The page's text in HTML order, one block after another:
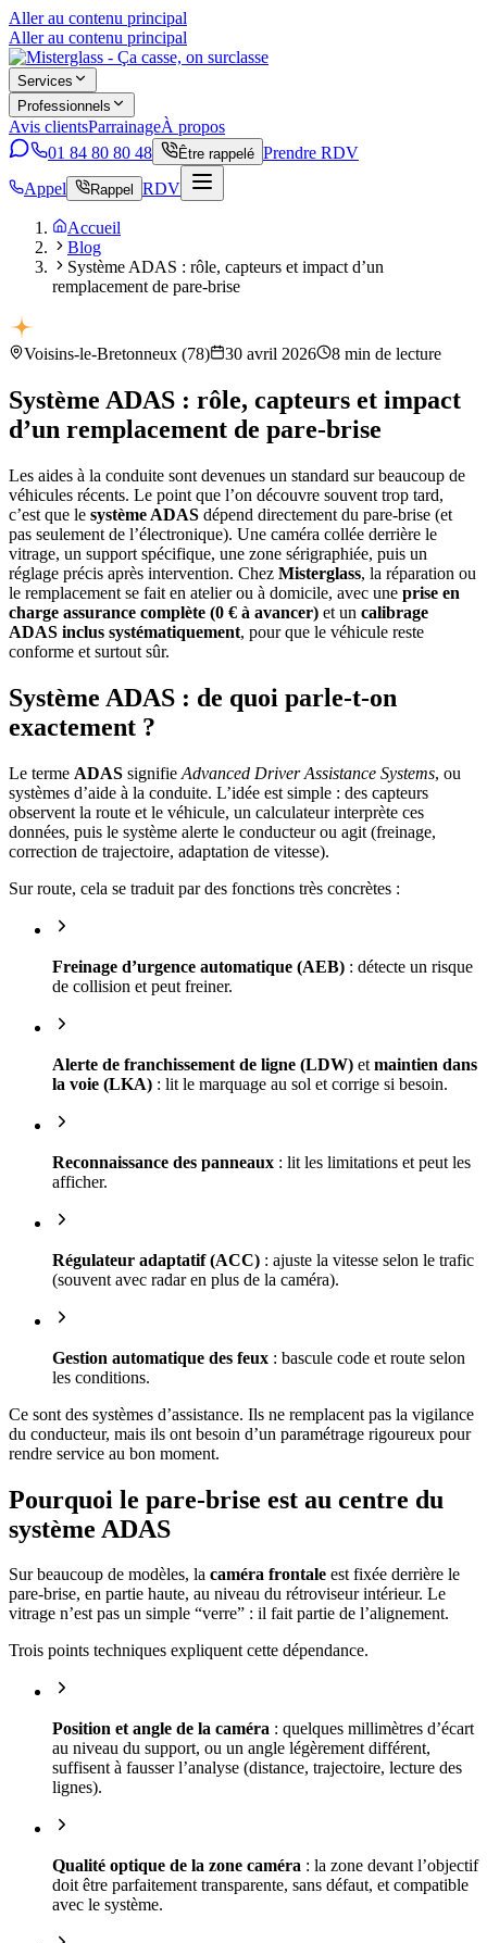
Aller au contenu principal
Aller au contenu principal
Services
Professionnels
Avis clientsParrainageÀ propos
01 84 80 80 48
Être rappelé Prendre RDV
Appel
Rappel RDV
Accueil
Blog
Système ADAS : rôle, capteurs et impact d’un
remplacement de pare-brise
Voisins-le-Bretonneux (78) 30 avril 2026 8 min de lecture
Système ADAS : rôle, capteurs et impact
d’un remplacement de pare-brise
Les aides à la conduite sont devenues un standard sur beaucoup de
véhicules récents. Le point que l’on découvre souvent trop tard,
c’est que le système ADAS dépend directement du pare-brise (et
pas seulement de l’électronique). Une caméra collée derrière le
vitrage, un support spécifique, une zone sérigraphiée, puis un
réglage précis après intervention. Chez Misterglass, la réparation ou
le remplacement se fait en atelier ou à domicile, avec une prise en
charge assurance complète (0 € à avancer) et un calibrage
ADAS inclus systématiquement, pour que le véhicule reste
conforme et surtout sûr.
Système ADAS : de quoi parle-t-on
exactement ?
Le terme ADAS signifie Advanced Driver Assistance Systems, ou
systèmes d’aide à la conduite. L’idée est simple : des capteurs
observent la route et le véhicule, un calculateur interprète ces
données, puis le système alerte le conducteur ou agit (freinage,
correction de trajectoire, adaptation de vitesse).
Sur route, cela se traduit par des fonctions très concrètes :
Freinage d’urgence automatique (AEB) : détecte un risque
de collision et peut freiner.
Alerte de franchissement de ligne (LDW) et maintien dans
la voie (LKA) : lit le marquage au sol et corrige si besoin.
Reconnaissance des panneaux : lit les limitations et peut les
afficher.
Régulateur adaptatif (ACC) : ajuste la vitesse selon le trafic
(souvent avec radar en plus de la caméra).
Gestion automatique des feux : bascule code et route selon
les conditions.
Ce sont des systèmes d’assistance. Ils ne remplacent pas la vigilance
du conducteur, mais ils ont besoin d’un paramétrage rigoureux pour
rendre service au bon moment.
Pourquoi le pare-brise est au centre du
système ADAS
Sur beaucoup de modèles, la caméra frontale est fixée derrière le
pare-brise, en partie haute, au niveau du rétroviseur intérieur. Le
vitrage n’est pas un simple “verre” : il fait partie de l’alignement.
Trois points techniques expliquent cette dépendance.
Position et angle de la caméra : quelques millimètres d’écart
au niveau du support, ou un angle légèrement différent,
suffisent à fausser l’analyse (distance, trajectoire, lecture des
lignes).
Qualité optique de la zone caméra : la zone devant l’objectif
doit être parfaitement transparente, sans défaut, et compatible
avec le système.